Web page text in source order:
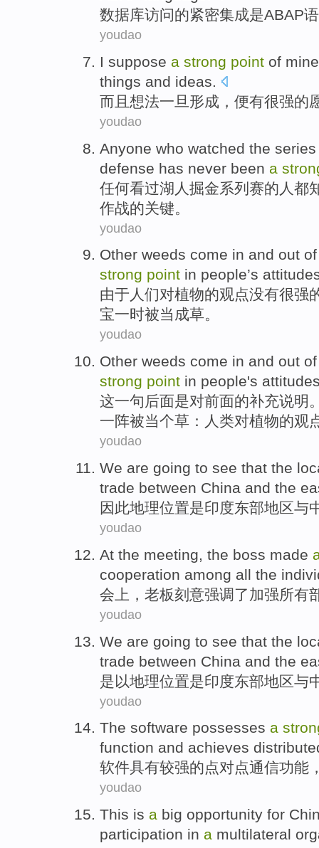
数据库访问的紧密集成是ABAP
youdao
I suppose a strong point of
things and ideas.
而且 想法一旦 形成，便有很强的
youdao
Anyone who watched the
defense has never been a
任何看过湖人 掘金系列赛的人都
作战的关键。
youdao
Other weeds come in and out of
strong point in people’s
由于 人们对植物的观点没有很强
宝一时被当成草。
youdao
Other weeds come in and out of
strong point in people's
这一句后面是对前面的补充说明
一阵被当个草： 人类对植物的观
youdao
We are going to see that the
trade between China and the
因此地理位置是印度东部地区与
youdao
At the meeting, the boss made
cooperation among all the
会上 ， 老板刻意强调了加强所有
youdao
We are going to see that the
trade between China and the
是以地理位置是印度东部地区与
youdao
The software possesses a
function and achieves
软件具有较强的点对点通信功能
youdao
This is a big opportunity for
participation in a multilateral